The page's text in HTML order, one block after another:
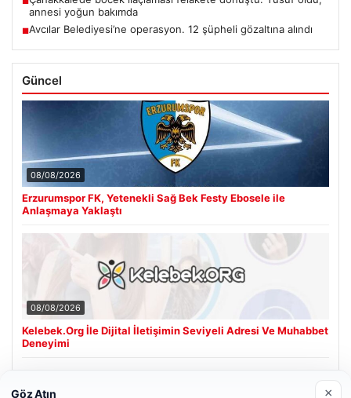
annesi yoğun bakımda
■Avcılar Belediyesi’ne operasyon. 12 şüpheli gözaltına alındı
Güncel
08/08/2026
Erzurumspor FK, Yetenekli Sağ Bek Festy Ebosele ile
Anlaşmaya Yaklaştı
08/08/2026
Kelebek.Org İle Dijital İletişimin Seviyeli Adresi Ve Muhabbet
Deneyimi
Göz Atın ×